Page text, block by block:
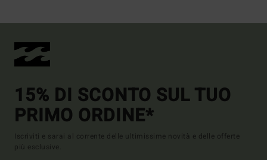
15% DI SCONTO SUL TUO
PRIMO ORDINE*
Iscriviti e sarai al corrente delle ultimissime novità e delle offerte
più esclusive.